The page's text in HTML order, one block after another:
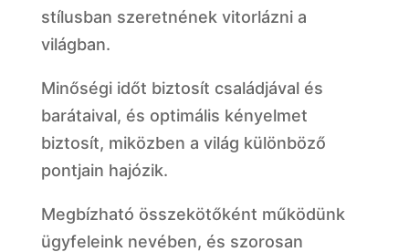
stílusban szeretnének vitorlázni a
világban.
Minőségi időt biztosít családjával és
barátaival, és optimális kényelmet
biztosít, miközben a világ különböző
pontjain hajózik.
Megbízható összekötőként működünk
ügyfeleink nevében, és szorosan